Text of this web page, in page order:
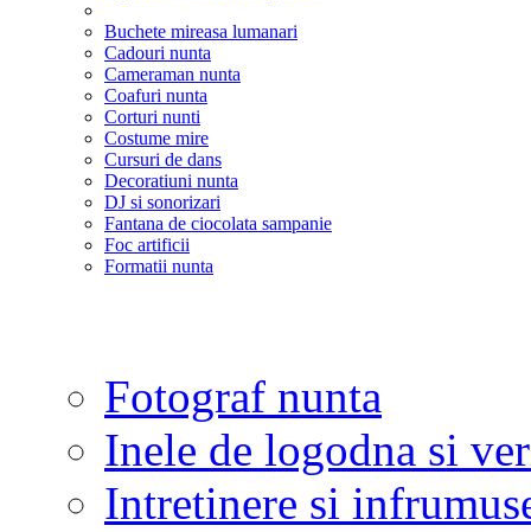
Buchete mireasa lumanari
Cadouri nunta
Cameraman nunta
Coafuri nunta
Corturi nunti
Costume mire
Cursuri de dans
Decoratiuni nunta
DJ si sonorizari
Fantana de ciocolata sampanie
Foc artificii
Formatii nunta
Fotograf nunta
Inele de logodna si
Intretinere si